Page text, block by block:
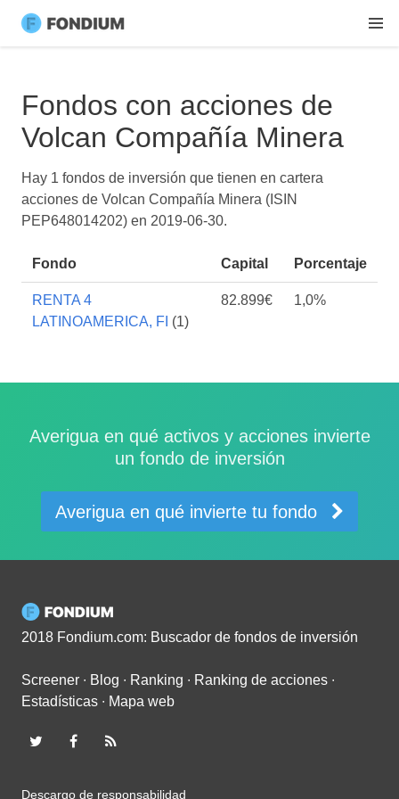
Fondos con acciones de
Volcan Compañía Minera
Hay 1 fondos de inversión que tienen en cartera
acciones de Volcan Compañía Minera (ISIN
PEP648014202) en 2019-06-30.
Fondo Capital Porcentaje
RENTA 4
LATINOAMERICA, FI (1)
82.899€ 1,0%
Averigua en qué activos y acciones invierte
un fondo de inversión
Averigua en qué invierte tu fondo
2018 Fondium.com: Buscador de fondos de inversión
Screener ∙ Blog ∙ Ranking ∙ Ranking de acciones ∙
Estadísticas ∙ Mapa web
Descargo de responsabilidad